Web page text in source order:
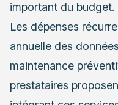
important du budget.
Les dépenses
annuelle des
maintenance
prestataires